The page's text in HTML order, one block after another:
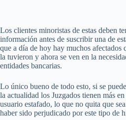
Los clientes minoristas de estas deben
información antes de suscribir una de
que a día de hoy hay muchos afectados
la tuvieron y ahora se ven en la
entidades bancarias.
Lo único bueno de todo esto, si se
la actualidad los Juzgados tienen más
usuario estafado, lo que no quita que
haber sido perjudicado por este tipo de